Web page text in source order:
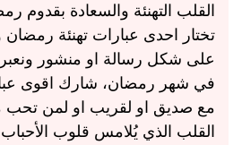
القلب التهنئة والسعادة بقدوم
تختار احدى عبارات تهنئة رمضان
على شكل رسالة او منشور
في شهر رمضان، شارك اقوى
مع صديق او لقريب او لمن
القلب الذي يُلامس قلوب الأحباب